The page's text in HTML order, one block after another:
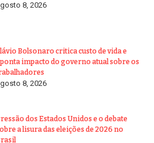
8, 2026
Bolsonaro critica custo de vida e
impacto do governo atual sobre os
8, 2026
dos Estados Unidos e o debate
a lisura das eleições de 2026 no